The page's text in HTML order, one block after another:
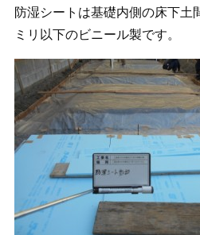
防湿シートは基礎内側の床下土
ミリ以下のビニール製です。